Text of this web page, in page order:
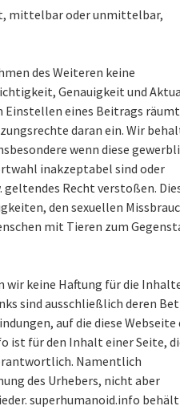
mittelbar oder unmittelbar,
des Weiteren keine
Genauigkeit und
Einstellen eines Beitrags
daran ein. Wir
wenn diese
inakzeptabel sind oder
geltendes Recht verstoßen.
den sexuellen
mit Tieren zum
keine Haftung für die
sind ausschließlich deren
auf die diese
ist für den Inhalt einer Seite,
Namentlich
des Urhebers, nicht aber
superhumanoid.info